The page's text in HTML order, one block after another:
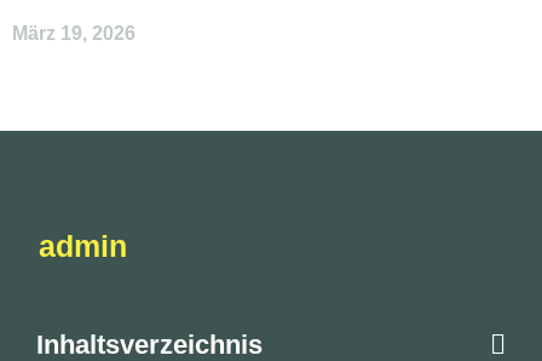
März 19, 2026
admin
Inhaltsverzeichnis